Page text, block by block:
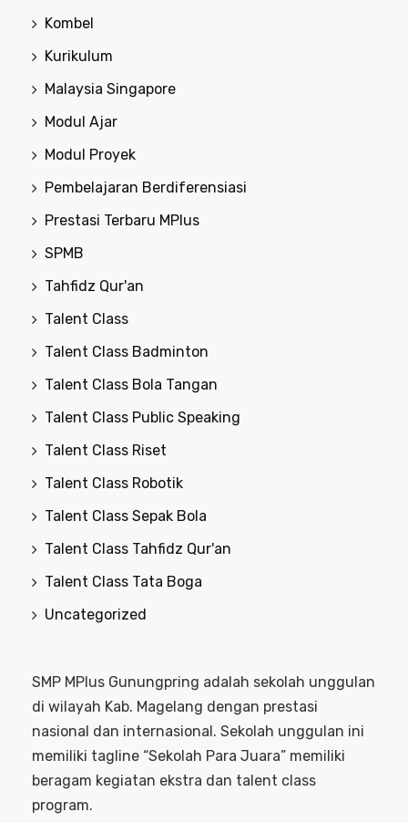
Kombel
Kurikulum
Malaysia Singapore
Modul Ajar
Modul Proyek
Pembelajaran Berdiferensiasi
Prestasi Terbaru MPlus
SPMB
Tahfidz Qur'an
Talent Class
Talent Class Badminton
Talent Class Bola Tangan
Talent Class Public Speaking
Talent Class Riset
Talent Class Robotik
Talent Class Sepak Bola
Talent Class Tahfidz Qur'an
Talent Class Tata Boga
Uncategorized
SMP MPlus Gunungpring adalah sekolah unggulan
di wilayah Kab. Magelang dengan prestasi
nasional dan internasional. Sekolah unggulan ini
memiliki tagline “Sekolah Para Juara” memiliki
beragam kegiatan ekstra dan talent class
program.